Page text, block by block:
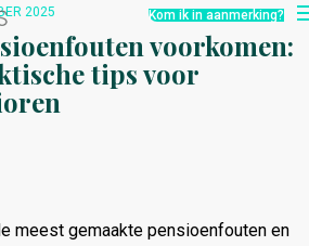
Kom ik in aanmerking?
2025
voorkomen:
tips voor
meest gemaakte pensioenfouten en